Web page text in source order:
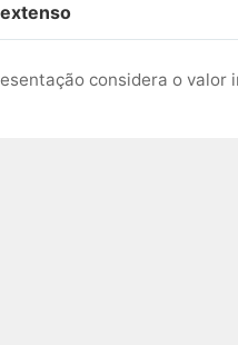
considera o valor